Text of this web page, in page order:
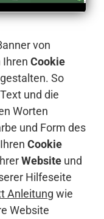
von
Ihren Cookie
So
und die
Worten
und Form des
Cookie
Website und
Hilfeseite
Anleitung wie
Website